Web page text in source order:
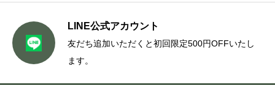
LINE公式アカウント
友だち追加いただくと初回限定500円OFFいたし
ます。